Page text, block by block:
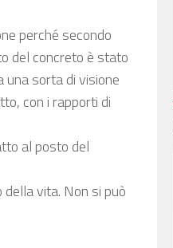
perché secondo
del concreto è stato
sorta di visione
con i rapporti di
al posto del
vita. Non si può